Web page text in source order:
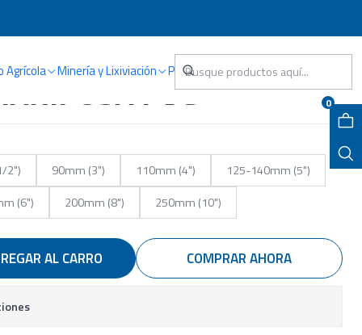
Agrícola Minería y Lixiviación Piscina
0
PVC
2") 90mm (3") 110mm (4")
125-140mm (5")
(6")
200mm (8") 250mm (10")
AL CARRO COMPRAR AHORA